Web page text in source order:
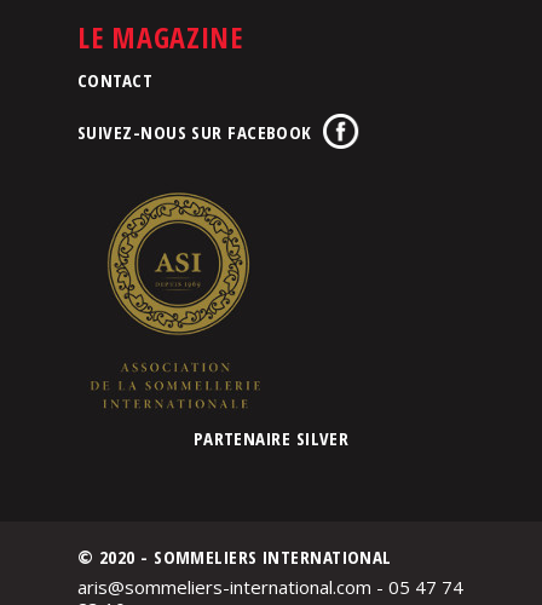
la
Revue
LE MAGAZINE
CONTACT
SUIVEZ-NOUS SUR FACEBOOK
PARTENAIRE SILVER
© 2020 - SOMMELIERS INTERNATIONAL
aris@sommeliers-international.com - 05 47 74